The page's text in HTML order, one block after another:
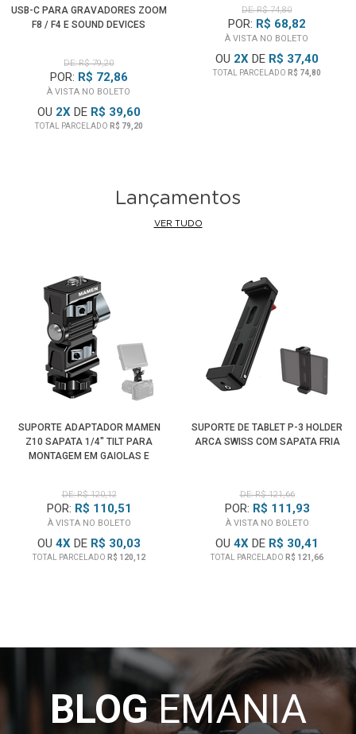
USB-C PARA GRAVADORES ZOOM
F8 / F4 E SOUND DEVICES
DE: R$ 79,20
POR: R$ 72,86
À VISTA NO BOLETO
OU 2XDE R$ 39,60
TOTAL PARCELADO R$ 79,20
DE: R$ 74,80
POR: R$ 68,82
À VISTA NO BOLETO
OU 2XDE R$ 37,40
TOTAL PARCELADO R$ 74,80
Lançamentos
VER TUDO
SUPORTE ADAPTADOR MAMEN
Z10 SAPATA 1/4" TILT PARA
MONTAGEM EM GAIOLAS E
DE: R$ 120,12
POR: R$ 110,51
À VISTA NO BOLETO
OU 4X DE R$ 30,03
TOTAL PARCELADO R$ 120,12
SUPORTE DE TABLET P-3 HOLDER
ARCA SWISS COM SAPATA FRIA
DE: R$ 121,66
POR: R$ 111,93
À VISTA NO BOLETO
OU 4X DE R$ 30,41
TOTAL PARCELADO R$ 121,66
BLOGEMANIA